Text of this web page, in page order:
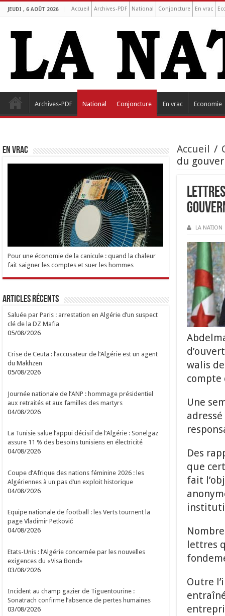
JEUDI , 6 AOÛT 2026 Accueil Archives-PDF National Conjoncture En vrac
Archives-PDF National Conjoncture En vrac Economie
Accueil /
du
LA NATION
walis
compte
Une
Des
que
fait
lettres
Outre
EN VRAC
Pour une économie de la canicule : quand la chaleur
fait saigner les comptes et suer les hommes
Articles Récents
Saluée par Paris : arrestation en Algérie d’un suspect
clé de la DZ Mafia
05/08/2026
Crise de Ceuta : l’accusateur de l’Algérie est un agent
du Makhzen
05/08/2026
Journée nationale de l’ANP : hommage présidentiel
aux retraités et aux familles des martyrs
04/08/2026
La Tunisie salue l’appui décisif de l’Algérie : Sonelgaz
assure 11 % des besoins tunisiens en électricité
04/08/2026
Coupe d’Afrique des nations féminine 2026 : les
Algériennes à un pas d’un exploit historique
04/08/2026
Equipe nationale de football : les Verts tournent la
page Vladimir Petković
04/08/2026
Etats-Unis : l’Algérie concernée par les nouvelles
exigences du «Visa Bond»
03/08/2026
Incident au champ gazier de Tiguentourine :
Sonatrach confirme l’absence de pertes humaines
03/08/2026